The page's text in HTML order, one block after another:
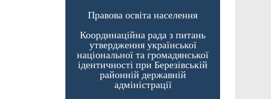
Правова освіта населення
Координаційна рада з питань
утвердження української
національної та громадянської
ідентичності при Березівській
районній державній
адміністрації